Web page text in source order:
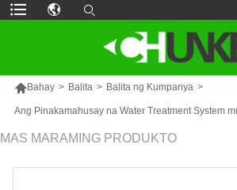
Bahay > Balita > Balita ng Kumpanya >
Ang Pinakamahusay na Water Treatment System
MAS MARAMING PRODUKTO